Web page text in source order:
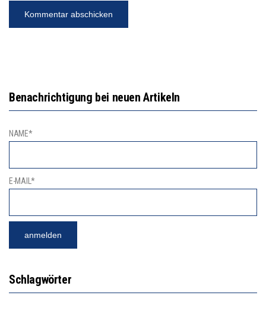
Benachrichtigung bei neuen Artikeln
NAME*
E-MAIL*
Schlagwörter